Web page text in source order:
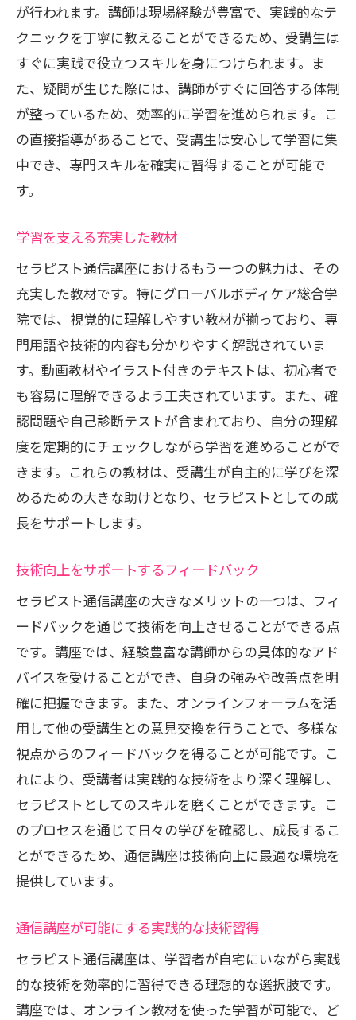
が行われます。講師は現場経験が豊富で、実践的なテ
クニックを丁寧に教えることができるため、受講生は
すぐに実践で役立つスキルを身につけられます。ま
た、疑問が生じた際には、講師がすぐに回答する体制
が整っているため、効率的に学習を進められます。こ
の直接指導があることで、受講生は安心して学習に集
中でき、専門スキルを確実に習得することが可能で
す。
学習を支える充実した教材
セラピスト通信講座におけるもう一つの魅力は、その
充実した教材です。特にグローバルボディケア総合学
院では、視覚的に理解しやすい教材が揃っており、専
門用語や技術的内容も分かりやすく解説されていま
す。動画教材やイラスト付きのテキストは、初心者で
も容易に理解できるよう工夫されています。また、確
認問題や自己診断テストが含まれており、自分の理解
度を定期的にチェックしながら学習を進めることがで
きます。これらの教材は、受講生が自主的に学びを深
めるための大きな助けとなり、セラピストとしての成
長をサポートします。
技術向上をサポートするフィードバック
セラピスト通信講座の大きなメリットの一つは、フィ
ードバックを通じて技術を向上させることができる点
です。講座では、経験豊富な講師からの具体的なアド
バイスを受けることができ、自身の強みや改善点を明
確に把握できます。また、オンラインフォーラムを活
用して他の受講生との意見交換を行うことで、多様な
視点からのフィードバックを得ることが可能です。こ
れにより、受講者は実践的な技術をより深く理解し、
セラピストとしてのスキルを磨くことができます。こ
のプロセスを通じて日々の学びを確認し、成長するこ
とができるため、通信講座は技術向上に最適な環境を
提供しています。
通信講座が可能にする実践的な技術習得
セラピスト通信講座は、学習者が自宅にいながら実践
的な技術を効率的に習得できる理想的な選択肢です。
講座では、オンライン教材を使った学習が可能で、ど